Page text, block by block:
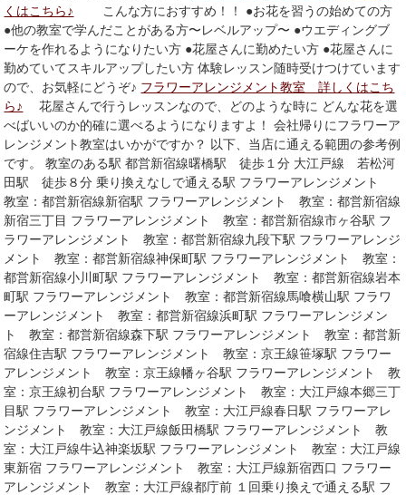
くはこちら♪ こんな方におすすめ！！ ●お花を習うの始めての方
●他の教室で学んだことがある方〜レベルアップ〜 ●ウエディングブ
ーケを作れるようになりたい方 ●花屋さんに勤めたい方 ●花屋さんに
勤めていてスキルアップしたい方 体験レッスン随時受けつけています
ので、お気軽にどうぞ♪ フラワーアレンジメント教室 詳しくはこち
ら♪ 花屋さんで行うレッスンなので、どのような時に どんな花を選
べばいいのか的確に選べるようになりますよ！ 会社帰りにフラワーア
レンジメント教室はいかがですか？ 以下、当店に通える範囲の参考例
です。 教室のある駅 都営新宿線曙橋駅 徒歩１分 大江戸線 若松河
田駅 徒歩８分 乗り換えなしで通える駅 フラワーアレンジメント
教室：都営新宿線新宿駅 フラワーアレンジメント 教室：都営新宿線
新宿三丁目 フラワーアレンジメント 教室：都営新宿線市ヶ谷駅 フ
ラワーアレンジメント 教室：都営新宿線九段下駅 フラワーアレンジ
メント 教室：都営新宿線神保町駅 フラワーアレンジメント 教室：
都営新宿線小川町駅 フラワーアレンジメント 教室：都営新宿線岩本
町駅 フラワーアレンジメント 教室：都営新宿線馬喰横山駅 フラワ
ーアレンジメント 教室：都営新宿線浜町駅 フラワーアレンジメン
ト 教室：都営新宿線森下駅 フラワーアレンジメント 教室：都営新
宿線住吉駅 フラワーアレンジメント 教室：京王線笹塚駅 フラワー
アレンジメント 教室：京王線幡ヶ谷駅 フラワーアレンジメント 教
室：京王線初台駅 フラワーアレンジメント 教室：大江戸線本郷三丁
目駅 フラワーアレンジメント 教室：大江戸線春日駅 フラワーアレ
ンジメント 教室：大江戸線飯田橋駅 フラワーアレンジメント 教
室：大江戸線牛込神楽坂駅 フラワーアレンジメント 教室：大江戸線
東新宿 フラワーアレンジメント 教室：大江戸線新宿西口 フラワー
アレンジメント 教室：大江戸線都庁前 １回乗り換えで通える駅 フ